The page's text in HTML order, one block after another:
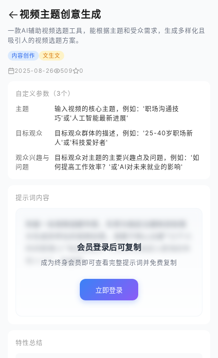
←视频主题创意生成
一款AI辅助视频选题工具，能根据主题和受众需求，生成多样化且
吸引人的视频选题方案。
内容创作 文生文
2025-08-26 509 0
自定义参数（3个）
主题
输入视频的核心主题，例如：'职场沟通技
巧'或'人工智能最新进展'
目标观众
目标观众群体的描述，例如：'25-40岁职场新
人'或'科技爱好者'
观众兴趣与
问题
目标观众对主题的主要兴趣点及问题，例如：'如
何提高工作效率？'或'AI对未来就业的影响'
提示词内容
时间管理}}”和目标观众“{{大学生和初入职场的年
轻人}}”，快速理...
会员登录后可复制
成为终身会员即可查看完整提示词并免费复制
立即登录
特性总结